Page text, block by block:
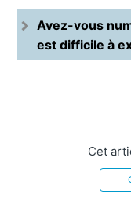
Avez-vous
est difficile à
Cet